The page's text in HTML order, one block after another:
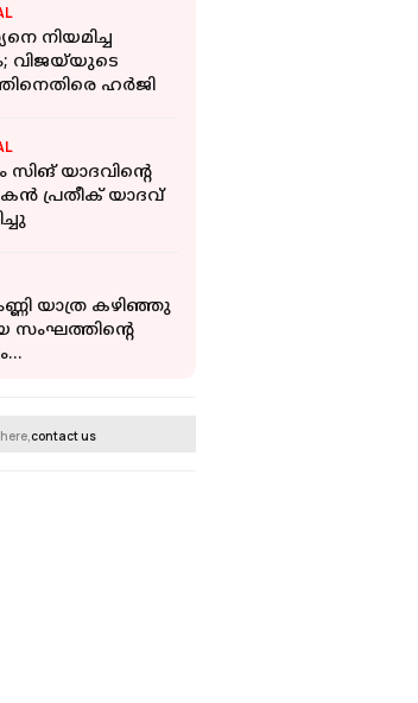
നിയമിച്ച
വിജയ്‌യുടെ
ഹര്‍ജി
സിങ് യാദവിന്റെ
പ്രതീക് യാദവ്
യാത്ര കഴിഞ്ഞു
സംഘത്തിൻ്റെ
contact us